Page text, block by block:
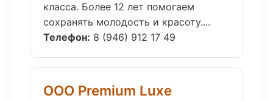
класса. Более 12 лет помогаем
сохранять молодость и красоту....
Телефон: 8 (946) 912 17 49
ООО Premium Luxe